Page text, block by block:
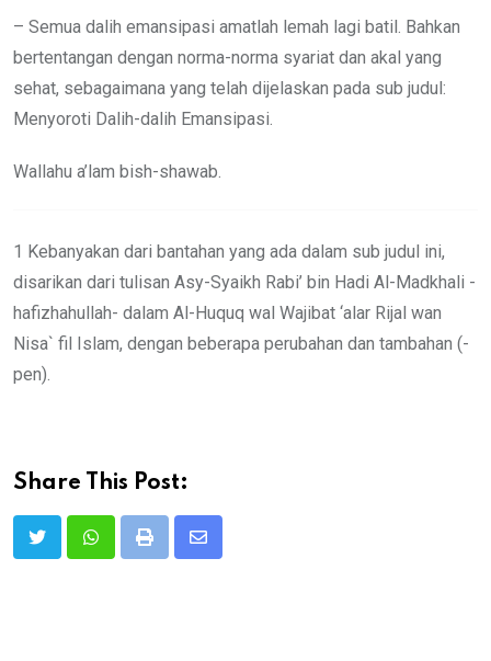
– Semua dalih emansipasi amatlah lemah lagi batil. Bahkan
bertentangan dengan norma-norma syariat dan akal yang
sehat, sebagaimana yang telah dijelaskan pada sub judul:
Menyoroti Dalih-dalih Emansipasi.
Wallahu a’lam bish-shawab.
1 Kebanyakan dari bantahan yang ada dalam sub judul ini,
disarikan dari tulisan Asy-Syaikh Rabi’ bin Hadi Al-Madkhali -
hafizhahullah- dalam Al-Huquq wal Wajibat ‘alar Rijal wan
Nisa` fil Islam, dengan beberapa perubahan dan tambahan (-
pen).
Share This Post:
Print
Share